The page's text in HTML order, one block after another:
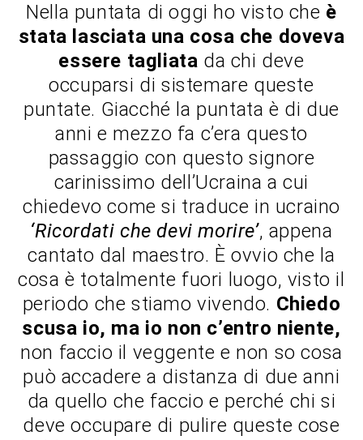
Nella puntata di oggi ho visto che è
stata lasciata una cosa che doveva
essere tagliata da chi deve
occuparsi di sistemare queste
puntate. Giacché la puntata è di due
anni e mezzo fa c’era questo
passaggio con questo signore
carinissimo dell’Ucraina a cui
chiedevo come si traduce in ucraino
‘Ricordati che devi morire’, appena
cantato dal maestro. È ovvio che la
cosa è totalmente fuori luogo, visto il
periodo che stiamo vivendo. Chiedo
scusa io, ma io non c’entro niente,
non faccio il veggente e non so cosa
può accadere a distanza di due anni
da quello che faccio e perché chi si
deve occupare di pulire queste cose